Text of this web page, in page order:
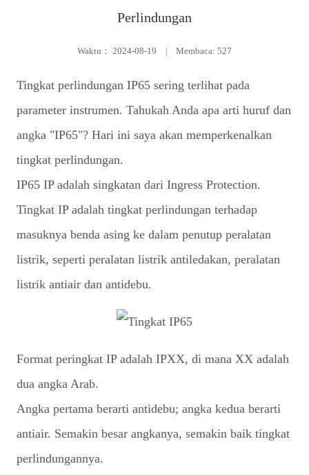
Perlindungan
Waktu： 2024-08-19 | Membaca: 527
Tingkat perlindungan IP65 sering terlihat pada
parameter instrumen. Tahukah Anda apa arti huruf dan
angka "IP65"? Hari ini saya akan memperkenalkan
tingkat perlindungan.
IP65 IP adalah singkatan dari Ingress Protection.
Tingkat IP adalah tingkat perlindungan terhadap
masuknya benda asing ke dalam penutup peralatan
listrik, seperti peralatan listrik antiledakan, peralatan
listrik antiair dan antidebu.
Format peringkat IP adalah IPXX, di mana XX adalah
dua angka Arab.
Angka pertama berarti antidebu; angka kedua berarti
antiair. Semakin besar angkanya, semakin baik tingkat
perlindungannya.